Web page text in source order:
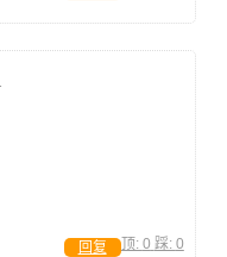
顶: 0 踩: 0
回复